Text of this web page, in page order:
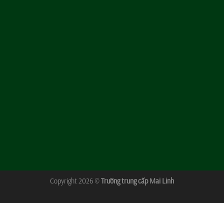
Copyright 2026 ©Trường trung cấp Mai Linh